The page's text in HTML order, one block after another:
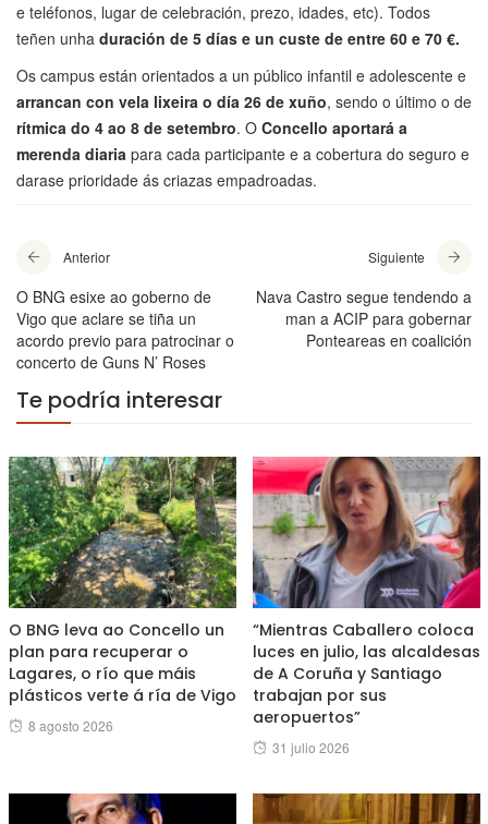
e teléfonos, lugar de celebración, prezo, idades, etc). Todos
teñen unha duración de 5 días e un custe de entre 60 e 70 €.
Os campus están orientados a un público infantil e adolescente e
arrancan con vela lixeira o día 26 de xuño, sendo o último o de
rítmica do 4 ao 8 de setembro. O Concello aportará a
merenda diaria para cada participante e a cobertura do seguro e
darase prioridade ás criazas empadroadas.
Anterior
O BNG esixe ao goberno de
Vigo que aclare se tiña un
acordo previo para patrocinar o
concerto de Guns N’ Roses
Siguiente
Nava Castro segue tendendo a
man a ACIP para gobernar
Ponteareas en coalición
Te podría interesar
O BNG leva ao Concello un
plan para recuperar o
Lagares, o río que máis
plásticos verte á ría de Vigo
Posted
8 agosto 2026
“Mientras Caballero coloca
luces en julio, las alcaldesas
de A Coruña y Santiago
trabajan por sus
aeropuertos”
Posted
31 julio 2026